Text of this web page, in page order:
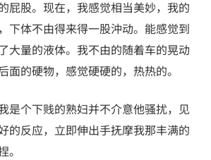
屁股。现在，我感觉相当美妙，我的
下体不由得来得一股沖动。能感觉到
大量的液体。我不由的随着车的晃动
面的硬物，感觉硬硬的，热热的。
是个下贱的熟妇并不介意他骚扰，见
的反应，立即伸出手抚摩我那丰满的